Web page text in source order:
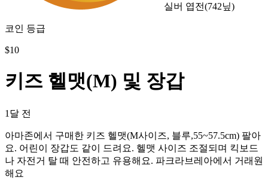
실버 엽전(742닢)
코인 등급
$10
키즈 헬맷(M) 및 장갑
1달 전
아마존에서 구매한 키즈 헬맷(M사이즈, 블루,55~57.5cm) 팔아
요. 어린이 장갑도 같이 드려요. 헬맷 사이즈 조절되며 킥보드
나 자전거 탈 때 안전하고 유용해요. 파크라브레아에서 거래원
해요